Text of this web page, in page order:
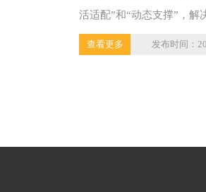
活适配”和“动态支撑”，解
查看更多 发布时间：